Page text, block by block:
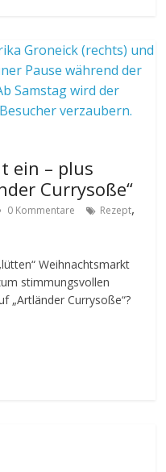
ein – plus
Currysoße“
0 Kommentare Rezept,
Weihnachtsmarkt
stimmungsvollen
„Artländer Currysoße“?